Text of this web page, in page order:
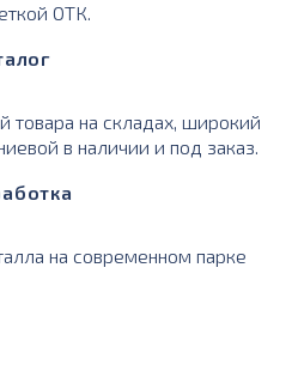
ОТК.
товара на складах, широкий
в наличии и под заказ.
на современном парке